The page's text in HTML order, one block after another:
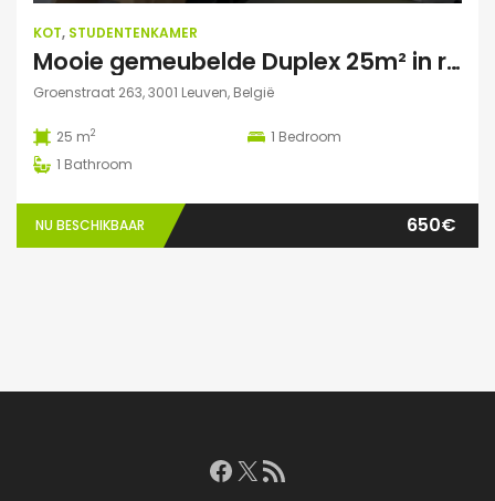
KOT, STUDENTENKAMER
Mooie gemeubelde Duplex 25m² in residentie met tuin
Groenstraat 263, 3001 Leuven, België
25 m2 1 Bedroom
1 Bathroom
NU BESCHIKBAAR 650€
Facebook
X RSS feed